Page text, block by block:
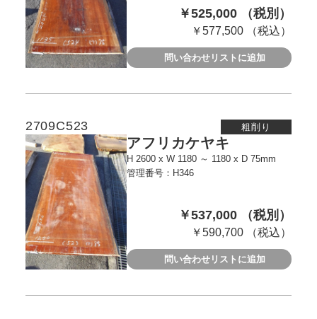
￥525,000 （税別）
￥577,500 （税込）
問い合わせリストに追加
2709C523 粗削り
アフリカケヤキ
H 2600 x W 1180 ～ 1180 x D 75mm
管理番号：H346
￥537,000 （税別）
￥590,700 （税込）
問い合わせリストに追加